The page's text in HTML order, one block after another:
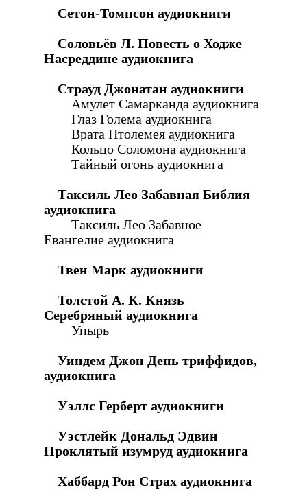
Сетон-Томпсон аудиокниги
Соловьёв Л. Повесть о Ходже
Насреддине аудиокнига
Страуд Джонатан аудиокниги
Амулет Самарканда аудиокнига
Глаз Голема аудиокнига
Врата Птолемея аудиокнига
Кольцо Соломона аудиокнига
Тайный огонь аудиокнига
Таксиль Лео Забавная Библия
аудиокнига
Таксиль Лео Забавное
Евангелие аудиокнига
Твен Марк аудиокниги
Толстой А. К. Князь
Серебряный аудиокнига
Упырь
Уиндем Джон День триффидов,
аудиокнига
Уэллс Герберт аудиокниги
Уэстлейк Дональд Эдвин
Проклятый изумруд аудиокнига
Хаббард Рон Страх аудиокнига